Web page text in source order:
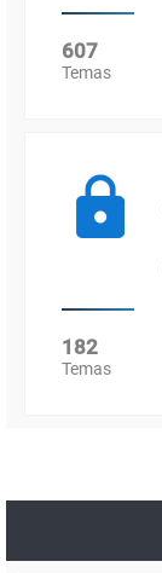
607
Temas
182
Temas